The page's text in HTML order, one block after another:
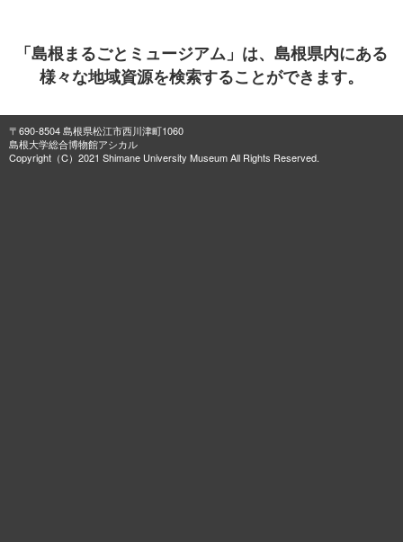
「島根まるごとミュージアム」は、島根県内にある
様々な地域資源を検索することができます。
〒690-8504 島根県松江市西川津町1060
島根大学総合博物館アシカル
Copyright（C）2021 Shimane University Museum All Rights Reserved.